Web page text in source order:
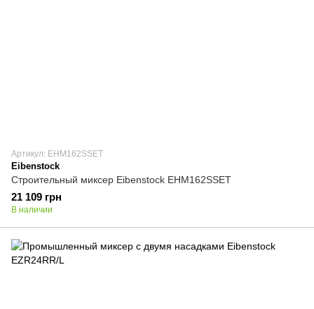
Артикул: EHM162SSET
Eibenstock
Строительный миксер Eibenstock EHM162SSET
21 109 грн
В наличии